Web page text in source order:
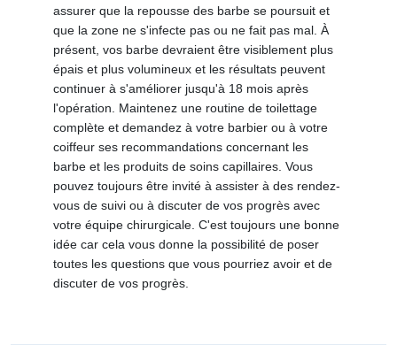
assurer que la repousse des barbe se poursuit et
que la zone ne s'infecte pas ou ne fait pas mal. À
présent, vos barbe devraient être visiblement plus
épais et plus volumineux et les résultats peuvent
continuer à s'améliorer jusqu'à 18 mois après
l'opération. Maintenez une routine de toilettage
complète et demandez à votre barbier ou à votre
coiffeur ses recommandations concernant les
barbe et les produits de soins capillaires. Vous
pouvez toujours être invité à assister à des rendez-
vous de suivi ou à discuter de vos progrès avec
votre équipe chirurgicale. C'est toujours une bonne
idée car cela vous donne la possibilité de poser
toutes les questions que vous pourriez avoir et de
discuter de vos progrès.